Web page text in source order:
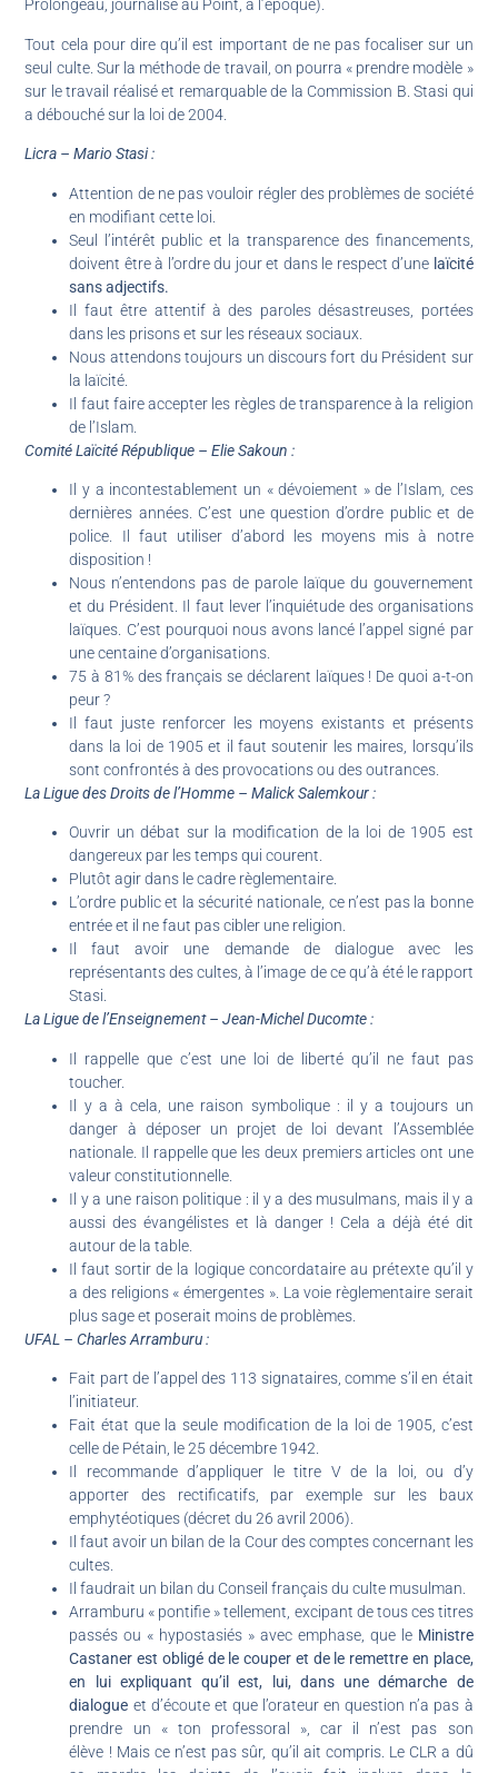
Prolongeau, journalise au Point, à l’époque).
Tout cela pour dire qu’il est important de ne pas focaliser sur un
seul culte. Sur la méthode de travail, on pourra « prendre modèle »
sur le travail réalisé et remarquable de la Commission B. Stasi qui
a débouché sur la loi de 2004.
Licra – Mario Stasi :
Attention de ne pas vouloir régler des problèmes de société
en modifiant cette loi.
Seul l’intérêt public et la transparence des financements,
doivent être à l’ordre du jour et dans le respect d’une laïcité
sans adjectifs.
Il faut être attentif à des paroles désastreuses, portées
dans les prisons et sur les réseaux sociaux.
Nous attendons toujours un discours fort du Président sur
la laïcité.
Il faut faire accepter les règles de transparence à la religion
de l’Islam.
Comité Laïcité République – Elie Sakoun :
Il y a incontestablement un « dévoiement » de l’Islam, ces
dernières années. C’est une question d’ordre public et de
police. Il faut utiliser d’abord les moyens mis à notre
disposition !
Nous n’entendons pas de parole laïque du gouvernement
et du Président. Il faut lever l’inquiétude des organisations
laïques. C’est pourquoi nous avons lancé l’appel signé par
une centaine d’organisations.
75 à 81% des français se déclarent laïques ! De quoi a-t-on
peur ?
Il faut juste renforcer les moyens existants et présents
dans la loi de 1905 et il faut soutenir les maires, lorsqu’ils
sont confrontés à des provocations ou des outrances.
La Ligue des Droits de l’Homme – Malick Salemkour :
Ouvrir un débat sur la modification de la loi de 1905 est
dangereux par les temps qui courent.
Plutôt agir dans le cadre règlementaire.
L’ordre public et la sécurité nationale, ce n’est pas la bonne
entrée et il ne faut pas cibler une religion.
Il faut avoir une demande de dialogue avec les
représentants des cultes, à l’image de ce qu’à été le rapport
Stasi.
La Ligue de l’Enseignement – Jean-Michel Ducomte :
Il rappelle que c’est une loi de liberté qu’il ne faut pas
toucher.
Il y a à cela, une raison symbolique : il y a toujours un
danger à déposer un projet de loi devant l’Assemblée
nationale. Il rappelle que les deux premiers articles ont une
valeur constitutionnelle.
Il y a une raison politique : il y a des musulmans, mais il y a
aussi des évangélistes et là danger ! Cela a déjà été dit
autour de la table.
Il faut sortir de la logique concordataire au prétexte qu’il y
a des religions « émergentes ». La voie règlementaire serait
plus sage et poserait moins de problèmes.
UFAL – Charles Arramburu :
Fait part de l’appel des 113 signataires, comme s’il en était
l’initiateur.
Fait état que la seule modification de la loi de 1905, c’est
celle de Pétain, le 25 décembre 1942.
Il recommande d’appliquer le titre V de la loi, ou d’y
apporter des rectificatifs, par exemple sur les baux
emphytéotiques (décret du 26 avril 2006).
Il faut avoir un bilan de la Cour des comptes concernant les
cultes.
Il faudrait un bilan du Conseil français du culte musulman.
Arramburu « pontifie » tellement, excipant de tous ces titres
passés ou « hypostasiés » avec emphase, que le Ministre
Castaner est obligé de le couper et de le remettre en place,
en lui expliquant qu’il est, lui, dans une démarche de
dialogue et d’écoute et que l’orateur en question n’a pas à
prendre un « ton professoral », car il n’est pas son
élève ! Mais ce n’est pas sûr, qu’il ait compris. Le CLR a dû